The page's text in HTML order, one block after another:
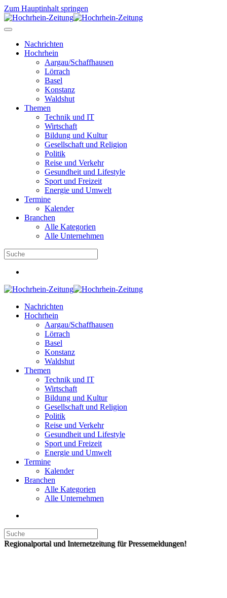
Zum Hauptinhalt springen
Nachrichten
Hochrhein
Aargau/Schaffhausen
Lörrach
Basel
Konstanz
Waldshut
Themen
Technik und IT
Wirtschaft
Bildung und Kultur
Gesellschaft und Religion
Politik
Reise und Verkehr
Gesundheit und Lifestyle
Sport und Freizeit
Energie und Umwelt
Termine
Kalender
Branchen
Alle Kategorien
Alle Unternehmen
Nachrichten
Hochrhein
Aargau/Schaffhausen
Lörrach
Basel
Konstanz
Waldshut
Themen
Technik und IT
Wirtschaft
Bildung und Kultur
Gesellschaft und Religion
Politik
Reise und Verkehr
Gesundheit und Lifestyle
Sport und Freizeit
Energie und Umwelt
Termine
Kalender
Branchen
Alle Kategorien
Alle Unternehmen
Regionalportal und Internetzeitung für Pressemeldungen!